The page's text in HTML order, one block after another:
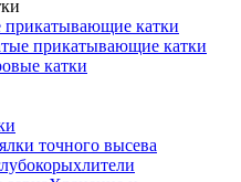
катки
прикатывающие катки
катки
точного высева